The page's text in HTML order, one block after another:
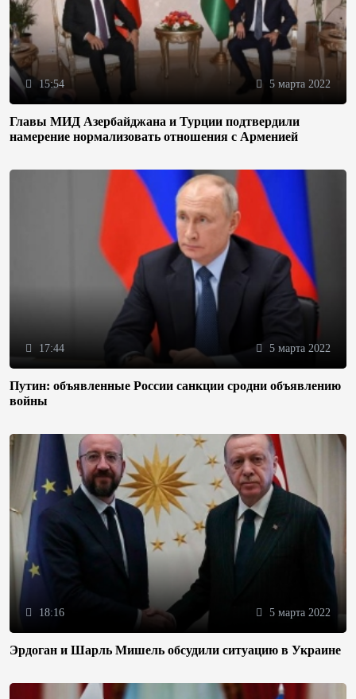
15:54 5 марта 2022
Главы МИД Азербайджана и Турции подтвердили
намерение нормализовать отношения с Арменией
17:44 5 марта 2022
Путин: объявленные России санкции сродни объявлению
войны
18:16 5 марта 2022
Эрдоган и Шарль Мишель обсудили ситуацию в Украине